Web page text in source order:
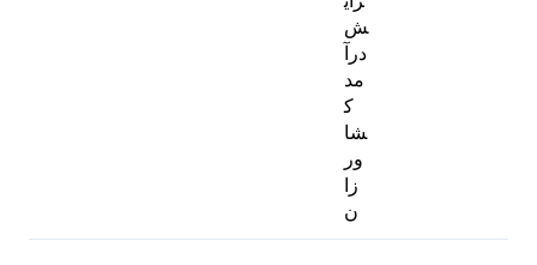
ش
درآ
مد
ک
شا
ور
زا
ن